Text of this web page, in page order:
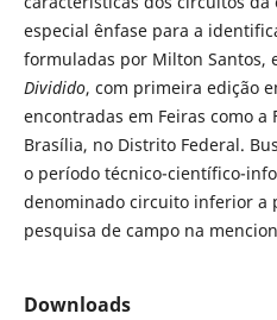
especial ênfase para a
formuladas por Milton Santos,
Dividido, com primeira edição
encontradas em Feiras como a
Brasília, no Distrito Federal.
o período técnico-científico-
denominado circuito inferior a
pesquisa de campo na
Downloads